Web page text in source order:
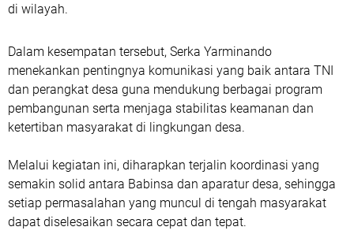
di wilayah.
Dalam kesempatan tersebut, Serka Yarminando
menekankan pentingnya komunikasi yang baik antara TNI
dan perangkat desa guna mendukung berbagai program
pembangunan serta menjaga stabilitas keamanan dan
ketertiban masyarakat di lingkungan desa.
Melalui kegiatan ini, diharapkan terjalin koordinasi yang
semakin solid antara Babinsa dan aparatur desa, sehingga
setiap permasalahan yang muncul di tengah masyarakat
dapat diselesaikan secara cepat dan tepat.